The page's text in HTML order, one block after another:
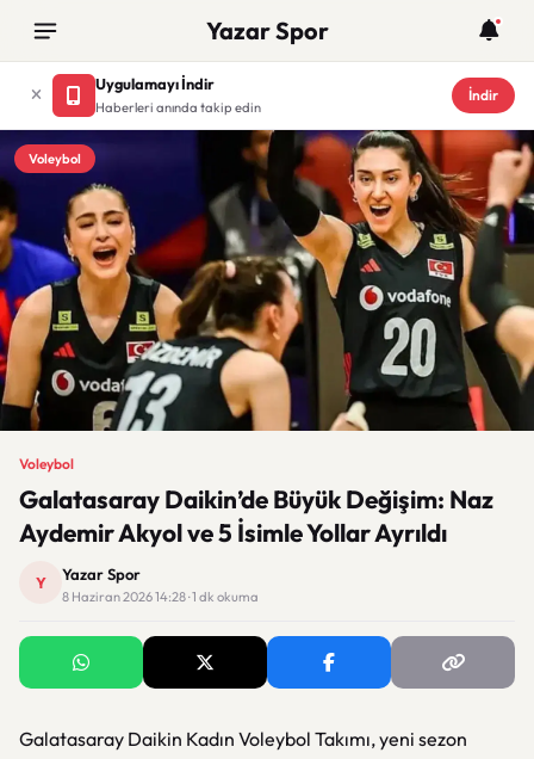
Yazar Spor
Uygulamayı İndir
Haberleri anında takip edin
İndir
Voleybol
Voleybol
Galatasaray Daikin’de Büyük Değişim: Naz
Aydemir Akyol ve 5 İsimle Yollar Ayrıldı
Y Yazar Spor
8 Haziran 2026 14:28 · 1 dk okuma
Galatasaray Daikin Kadın Voleybol Takımı, yeni sezon